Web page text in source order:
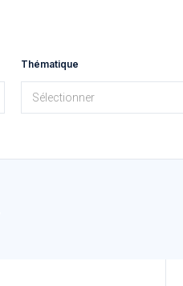
Thématique
Sélectionner